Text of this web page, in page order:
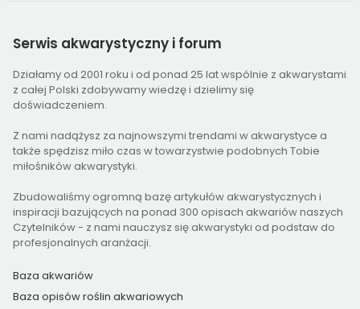
Serwis akwarystyczny i forum
Działamy od 2001 roku i od ponad 25 lat wspólnie z akwarystami
z całej Polski zdobywamy wiedzę i dzielimy się
doświadczeniem.
Z nami nadążysz za najnowszymi trendami w akwarystyce a
także spędzisz miło czas w towarzystwie podobnych Tobie
miłośników akwarystyki.
Zbudowaliśmy ogromną bazę artykułów akwarystycznych i
inspiracji bazujących na ponad 300 opisach akwariów naszych
Czytelników - z nami nauczysz się akwarystyki od podstaw do
profesjonalnych aranżacji.
Baza akwariów
Baza opisów roślin akwariowych